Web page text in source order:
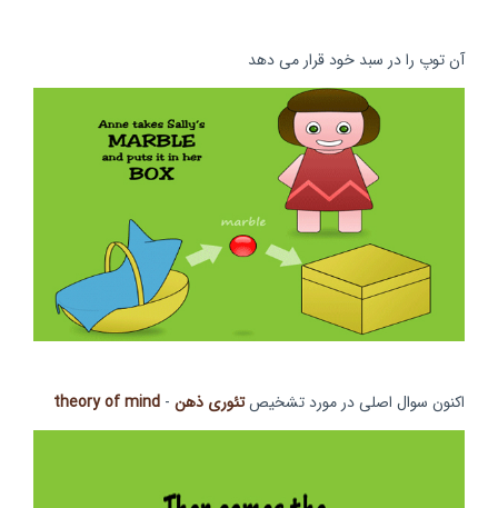
آن توپ را در سبد خود قرار می دهد
اکنون سوال اصلی در مورد تشخیصتئوری ذهن -
theory of mind